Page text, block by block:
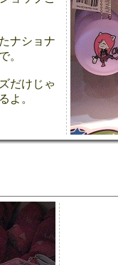
ナショナ
。
だけじゃ
よ。